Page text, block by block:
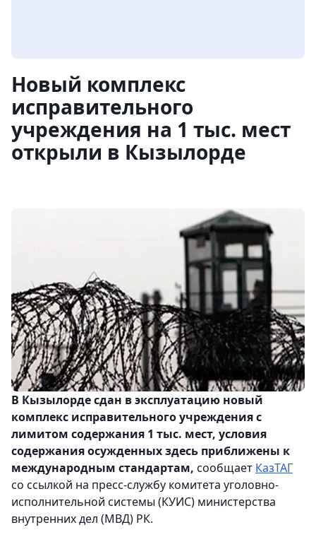
Новый комплекс
исправительного
учреждения на 1 тыс. мест
открыли в Кызылорде
В Кызылорде сдан в эксплуатацию новый
комплекс исправительного учреждения с
лимитом содержания 1 тыс. мест, условия
содержания осужденных здесь приближены к
международным стандартам, сообщает КазТАГ
со ссылкой на пресс-службу комитета уголовно-
исполнительной системы (КУИС) министерства
внутренних дел (МВД) РК.